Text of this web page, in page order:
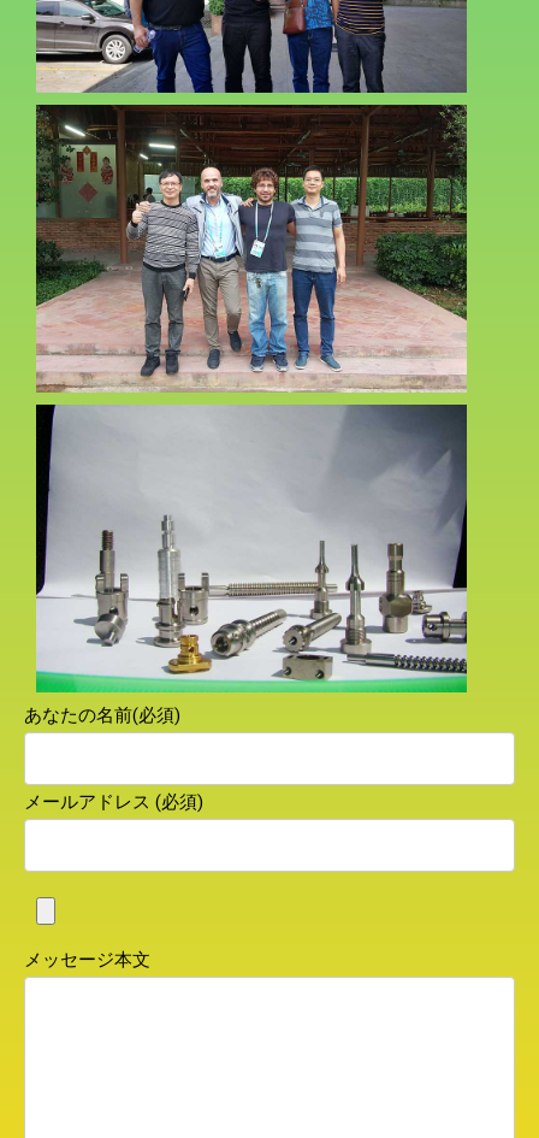
あなたの名前(必須)
メールアドレス (必須)
メッセージ本文